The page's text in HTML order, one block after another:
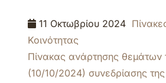
11 Οκτωβρίου 2024
Κοινότητας
Πίνακας ανάρτησης θεμάτων
(10/10/2024) συνεδρίασης της